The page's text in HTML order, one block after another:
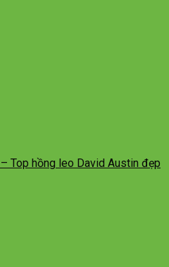
Top hồng leo David Austin đẹp